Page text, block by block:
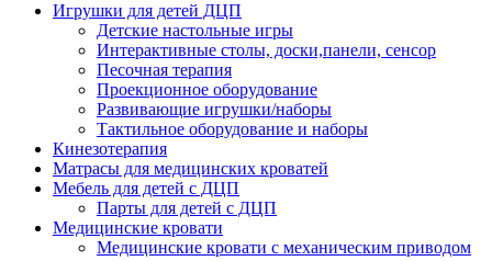
Игрушки для детей ДЦП
Детские настольные игры
Интерактивные столы, доски,панели, сенсор
Песочная терапия
Проекционное оборудование
Развивающие игрушки/наборы
Тактильное оборудование и наборы
Кинезотерапия
Матрасы для медицинских кроватей
Мебель для детей с ДЦП
Парты для детей с ДЦП
Медицинские кровати
Медицинские кровати с механическим приводом